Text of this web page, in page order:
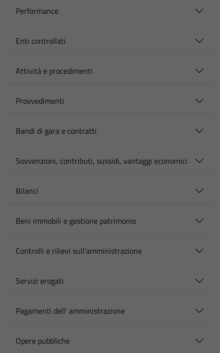
Performance
Enti controllati
Attività e procedimenti
Provvedimenti
Bandi di gara e contratti
Sovvenzioni, contributi, sussidi, vantaggi economici
Bilanci
Beni immobili e gestione patrimonio
Controlli e rilievi sull'amministrazione
Servizi erogati
Pagamenti dell' amministrazione
Opere pubbliche